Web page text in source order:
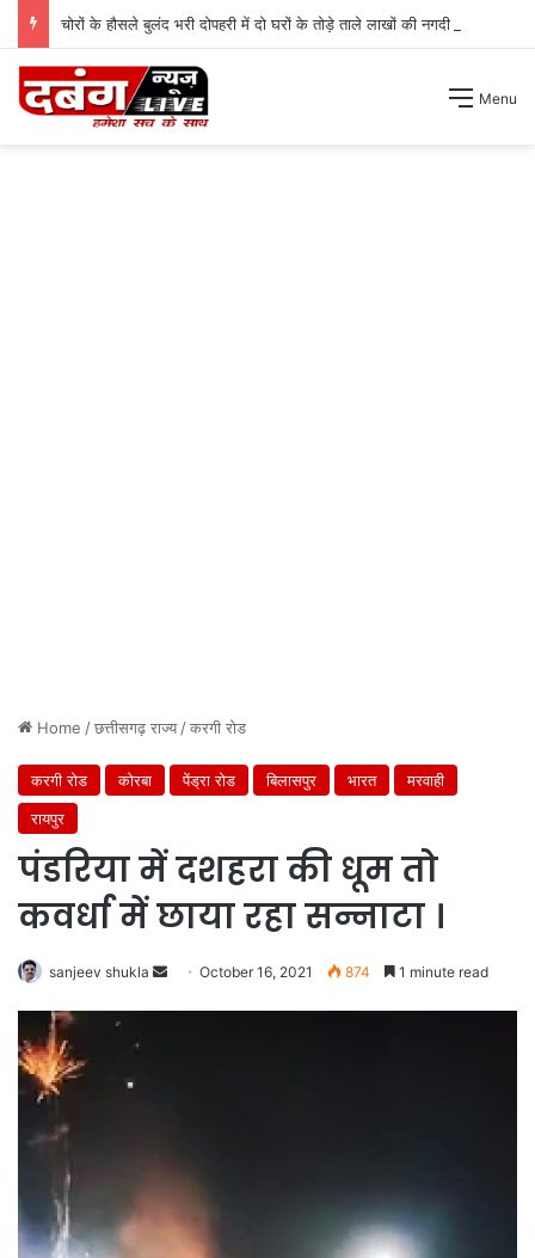
Menu
Home /छत्तीसगढ़ राज्य/करगी रोड
करगी रोड कोरबा पेंड्रा रोड बिलासपुर भारत
मरवाही
रायपुर
पंडरिया में दशहरा की धूम तो
कवर्धा में छाया रहा सन्नाटा ।
sanjeev shukla
SendOctober 16, 2021 874 1 minute read